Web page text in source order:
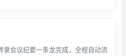
录会议纪要一条龙完成，全程自动流